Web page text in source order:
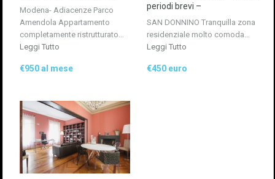
Modena- Adiacenze Parco
Amendola Appartamento
completamente ristrutturato…
Leggi Tutto
€950 al mese
periodi brevi –
SAN DONNINO Tranquilla zona
residenziale molto comoda…
Leggi Tutto
€450 euro